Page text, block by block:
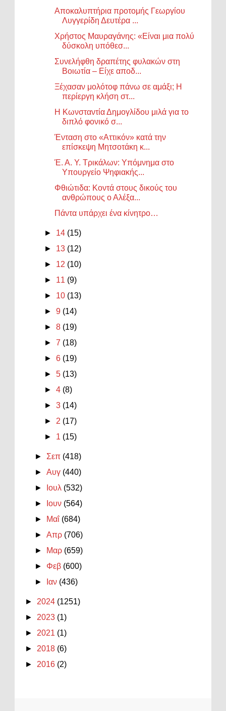
Αποκαλυπτήρια προτομής Γεωργίου
Λυγγερίδη Δευτέρα ...
Χρήστος Μαυραγάνης: «Είναι μια πολύ
δύσκολη υπόθεσ...
Συνελήφθη δραπέτης φυλακών στη
Βοιωτία – Είχε αποδ...
Ξέχασαν μολότοφ πάνω σε αμάξι; Η
περίεργη κλήση στ...
Η Κωνσταντία Δημογλίδου μιλά για το
διπλό φονικό σ...
Ένταση στο «Αττικόν» κατά την
επίσκεψη Μητσοτάκη κ...
Έ. Α. Υ. Τρικάλων: Υπόμνημα στο
Υπουργείο Ψηφιακής...
Φθιώτιδα: Κοντά στους δικούς του
ανθρώπους ο Αλέξα...
Πάντα υπάρχει ένα κίνητρο…
► 14 (15)
► 13 (12)
► 12 (10)
► 11 (9)
► 10 (13)
►9 (14)
►8 (19)
►7 (18)
►6 (19)
►5 (13)
►4 (8)
►3 (14)
► 2 (17)
► 1 (15)
► Σεπ (418)
►Αυγ (440)
►
Ιουλ (532)
►
Ιουν (564)
►
Μαΐ (684)
►Απρ (706)
►
Μαρ (659)
► Φεβ (600)
►
Ιαν (436)
► 2024 (1251)
► 2023 (1)
► 2021 (1)
► 2018 (6)
► 2016 (2)